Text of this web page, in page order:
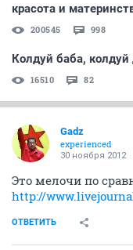
красота и
200545 998
Колдуй баба,
16510 82
Gadz
experienced
30 ноября 2012
Это мелочи по
http://
ОТВЕТИТЬ